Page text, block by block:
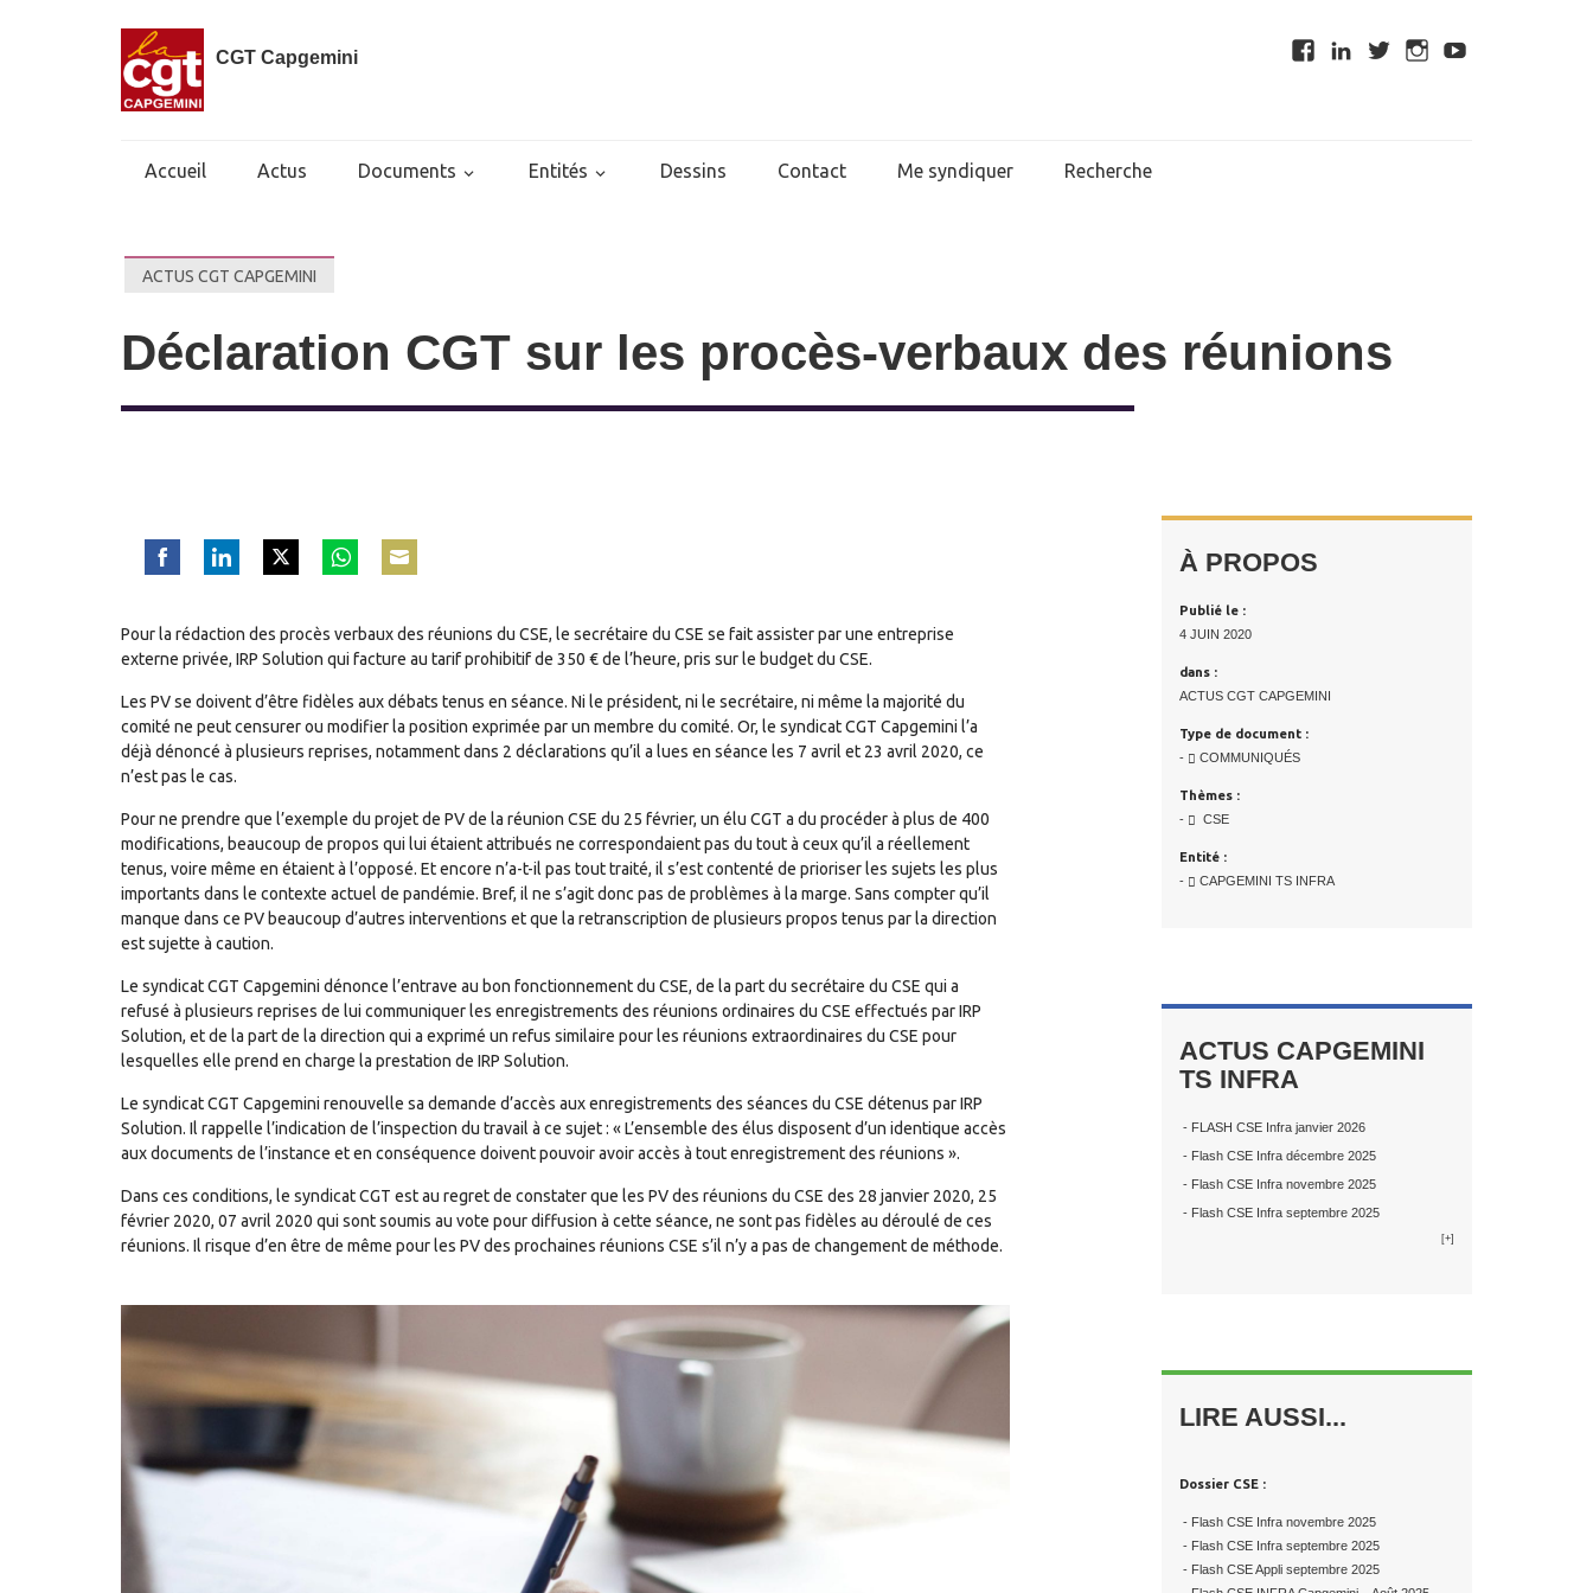
CGT Capgemini
Accueil Actus Documents Entités Dessins Contact Me syndiquer Recherche
ACTUS CGT CAPGEMINI
Déclaration CGT sur les procès-verbaux des réunions
FacebookLinkedInTwitter WhatsAppEmail
Pour la rédaction des procès verbaux des réunions du CSE, le secrétaire du CSE se fait assister par une entreprise
externe privée, IRP Solution qui facture au tarif prohibitif de 350 € de l’heure, pris sur le budget du CSE.
Les PV se doivent d’être fidèles aux débats tenus en séance. Ni le président, ni le secrétaire, ni même la majorité du
comité ne peut censurer ou modifier la position exprimée par un membre du comité. Or, le syndicat CGT Capgemini l’a
déjà dénoncé à plusieurs reprises, notamment dans 2 déclarations qu’il a lues en séance les 7 avril et 23 avril 2020, ce
n’est pas le cas.
Pour ne prendre que l’exemple du projet de PV de la réunion CSE du 25 février, un élu CGT a du procéder à plus de 400
modifications, beaucoup de propos qui lui étaient attribués ne correspondaient pas du tout à ceux qu’il a réellement
tenus, voire même en étaient à l’opposé. Et encore n’a-t-il pas tout traité, il s’est contenté de prioriser les sujets les plus
importants dans le contexte actuel de pandémie. Bref, il ne s’agit donc pas de problèmes à la marge. Sans compter qu’il
manque dans ce PV beaucoup d’autres interventions et que la retranscription de plusieurs propos tenus par la direction
est sujette à caution.
Le syndicat CGT Capgemini dénonce l’entrave au bon fonctionnement du CSE, de la part du secrétaire du CSE qui a
refusé à plusieurs reprises de lui communiquer les enregistrements des réunions ordinaires du CSE effectués par IRP
Solution, et de la part de la direction qui a exprimé un refus similaire pour les réunions extraordinaires du CSE pour
lesquelles elle prend en charge la prestation de IRP Solution.
Le syndicat CGT Capgemini renouvelle sa demande d’accès aux enregistrements des séances du CSE détenus par IRP
Solution. Il rappelle l’indication de l’inspection du travail à ce sujet : « L’ensemble des élus disposent d’un identique accès
aux documents de l’instance et en conséquence doivent pouvoir avoir accès à tout enregistrement des réunions ».
Dans ces conditions, le syndicat CGT est au regret de constater que les PV des réunions du CSE des 28 janvier 2020, 25
février 2020, 07 avril 2020 qui sont soumis au vote pour diffusion à cette séance, ne sont pas fidèles au déroulé de ces
réunions. Il risque d’en être de même pour les PV des prochaines réunions CSE s’il n’y a pas de changement de méthode.
À PROPOS
Publié le :
4 JUIN 2020
dans :
ACTUS CGT CAPGEMINI
Type de document :
-
COMMUNIQUÉS
Thèmes :
-
CSE
Entité :
-
CAPGEMINI TS INFRA
ACTUS CAPGEMINI
TS INFRA
- FLASH CSE Infra janvier 2026
- Flash CSE Infra décembre 2025
- Flash CSE Infra novembre 2025
- Flash CSE Infra septembre 2025
[+]
LIRE AUSSI...
Dossier CSE :
- Flash CSE Infra novembre 2025
- Flash CSE Infra septembre 2025
- Flash CSE Appli septembre 2025